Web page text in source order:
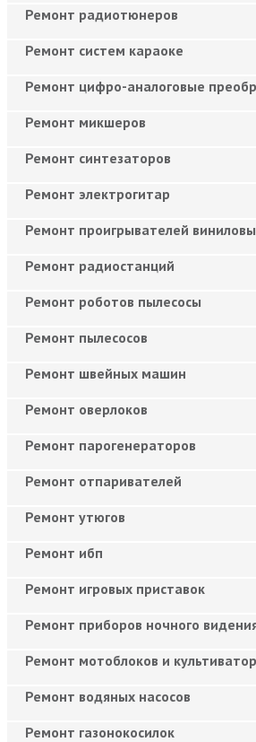
Ремонт радиотюнеров
Ремонт систем караоке
Ремонт цифро-аналоговые
Ремонт микшеров
Ремонт синтезаторов
Ремонт электрогитар
Ремонт проигрывателей
Ремонт радиостанций
Ремонт роботов пылесосы
Ремонт пылесосов
Ремонт швейных машин
Ремонт оверлоков
Ремонт парогенераторов
Ремонт отпаривателей
Ремонт утюгов
Ремонт ибп
Ремонт игровых приставок
Ремонт приборов ночного
Ремонт мотоблоков и
Ремонт водяных насосов
Ремонт газонокосилок